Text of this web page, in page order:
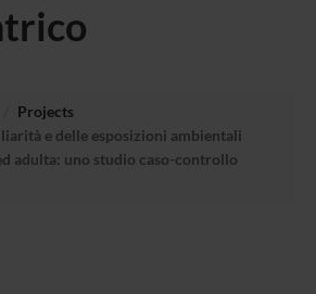
Projects
e delle esposizioni ambientali
adulta: uno studio caso-controllo